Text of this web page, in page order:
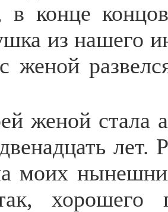
в конце
из нашего
женой
женой стала
лет.
моих
хорошего